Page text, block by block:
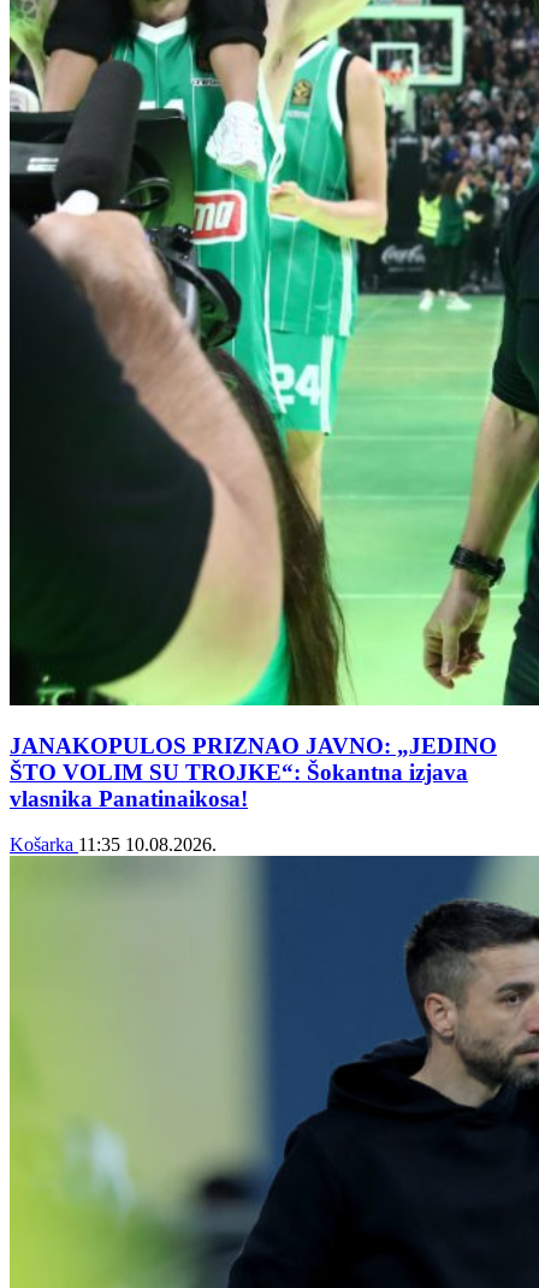
JANAKOPULOS PRIZNAO JAVNO: „JEDINO
ŠTO VOLIM SU TROJKE“: Šokantna izjava
vlasnika Panatinaikosa!
Košarka 11:35 10.08.2026.